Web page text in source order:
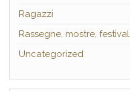
Ragazzi
Rassegne, mostre, festival
Uncategorized